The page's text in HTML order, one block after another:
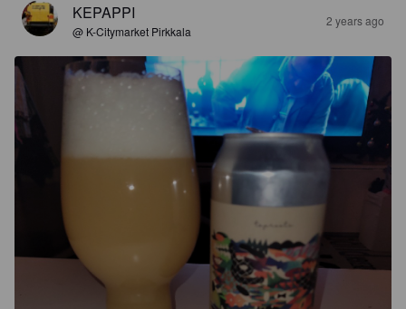
KEPAPPI
@ K-Citymarket Pirkkala
2 years ago